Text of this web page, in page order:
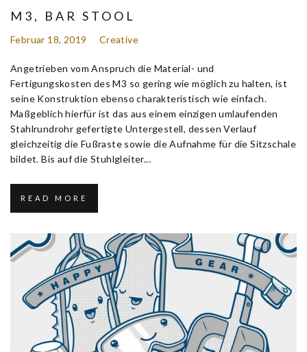
M3, BAR STOOL
Februar 18, 2019 Creative
Angetrieben vom Anspruch die Material- und
Fertigungskosten des M3 so gering wie möglich zu halten, ist
seine Konstruktion ebenso charakteristisch wie einfach.
Maßgeblich hierfür ist das aus einem einzigen umlaufenden
Stahlrundrohr gefertigte Untergestell, dessen Verlauf
gleichzeitig die Fußraste sowie die Aufnahme für die Sitzschale
bildet. Bis auf die Stuhlgleiter...
READ MORE